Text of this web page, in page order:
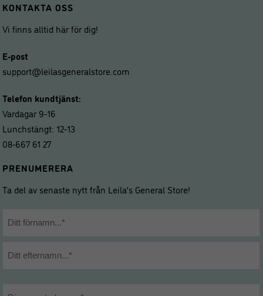
KONTAKTA OSS
Vi finns alltid här för dig!
E-post
support@leilasgeneralstore.com
Telefon kundtjänst:
Vardagar 9-16
Lunchstängt: 12-13
08-667 61 27
PRENUMERERA
Ta del av senaste nytt från Leila’s General Store!